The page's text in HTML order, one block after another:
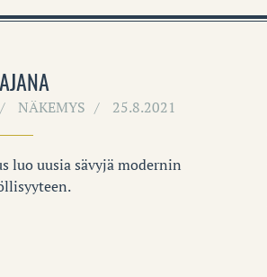
NÄKEMYS 25.8.2021
luo uusia sävyjä modernin